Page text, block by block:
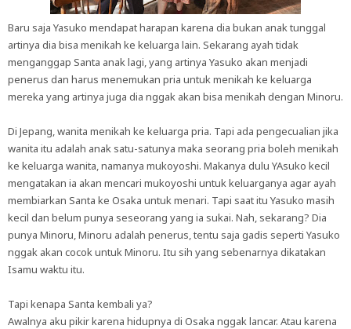
Baru saja Yasuko mendapat harapan karena dia bukan anak tunggal
artinya dia bisa menikah ke keluarga lain. Sekarang ayah tidak
menganggap Santa anak lagi, yang artinya Yasuko akan menjadi
penerus dan harus menemukan pria untuk menikah ke keluarga
mereka yang artinya juga dia nggak akan bisa menikah dengan Minoru.
Di Jepang, wanita menikah ke keluarga pria. Tapi ada pengecualian jika
wanita itu adalah anak satu-satunya maka seorang pria boleh menikah
ke keluarga wanita, namanya mukoyoshi. Makanya dulu YAsuko kecil
mengatakan ia akan mencari mukoyoshi untuk keluarganya agar ayah
membiarkan Santa ke Osaka untuk menari. Tapi saat itu Yasuko masih
kecil dan belum punya seseorang yang ia sukai. Nah, sekarang? Dia
punya Minoru, Minoru adalah penerus, tentu saja gadis seperti Yasuko
nggak akan cocok untuk Minoru. Itu sih yang sebenarnya dikatakan
Isamu waktu itu.
Tapi kenapa Santa kembali ya?
Awalnya aku pikir karena hidupnya di Osaka nggak lancar. Atau karena